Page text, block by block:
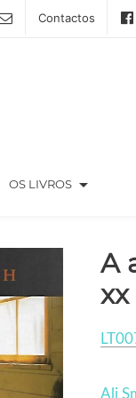
Contactos
OS LIVROS arrow_drop_down
A
xx
Ali